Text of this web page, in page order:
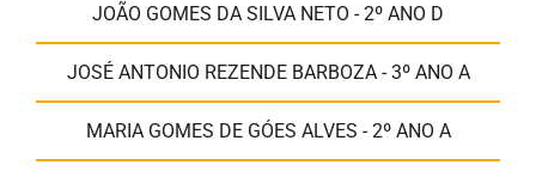
JOÃO GOMES DA SILVA NETO - 2º ANO D
JOSÉ ANTONIO REZENDE BARBOZA - 3º ANO A
MARIA GOMES DE GÓES ALVES - 2º ANO A